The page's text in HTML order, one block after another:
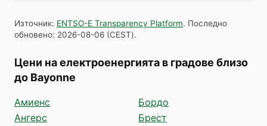
Източник: ENTSO-E Transparency Platform. Последно
обновено: 2026-08-06 (CEST).
Цени на електроенергията в градове близо
до Bayonne
Амиенс
Ангерс
Бордо
Брест